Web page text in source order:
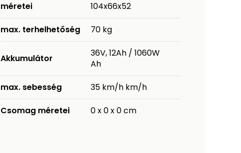
méretei 104x66x52
max. terhelhetőség 70 kg
Akkumulátor
36V, 12Ah / 1060W
Ah
max. sebesség 35 km/h km/h
Csomag méretei 0 x 0 x 0 cm